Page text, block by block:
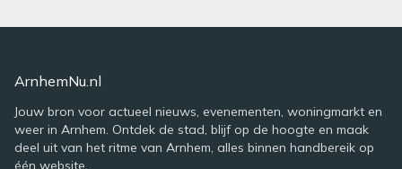
ArnhemNu.nl
Jouw bron voor actueel nieuws, evenementen, woningmarkt en
weer in Arnhem. Ontdek de stad, blijf op de hoogte en maak
deel uit van het ritme van Arnhem, alles binnen handbereik op
één website.